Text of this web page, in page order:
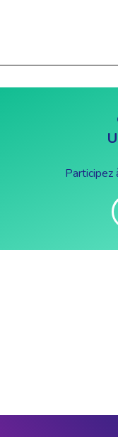
Participez